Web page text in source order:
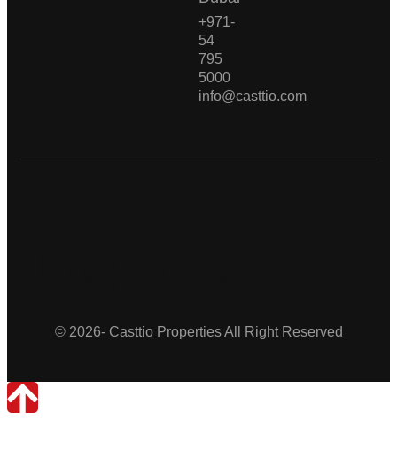
+971-
54
795
5000
info@casttio.com
© 2026- Casttio Properties All Right Reserved